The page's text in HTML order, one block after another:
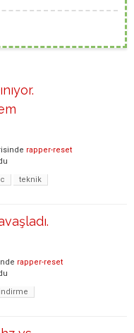
rapper-reset
teknik
rapper-reset